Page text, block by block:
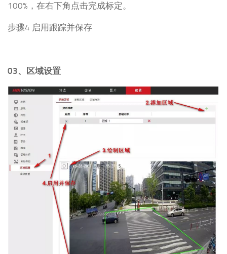
100%，在右下角点击完成标定。
步骤4 启用跟踪并保存
03、区域设置